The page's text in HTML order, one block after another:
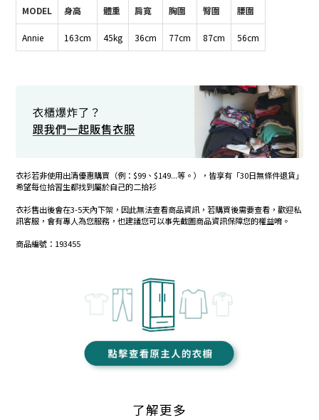
MODEL 身高 體重 肩寬 胸圍 臀圍 腰圍
Annie 163cm 45kg 36cm 77cm 87cm 56cm
衣衫若非使用出清優惠購買（例：$99、$149...等。），皆享有「30日無條件退貨」
希望每位拾習生都找到屬於自己的二拾衫
衣衫售出後會在3-5天內下架，因此無法查看商品資訊，若購買後需要查看，歡迎私
訊客服，會有專人為您服務，也建議您可以事先截圖商品資訊保障您的權益唷。
商品編號：193455
了解更多